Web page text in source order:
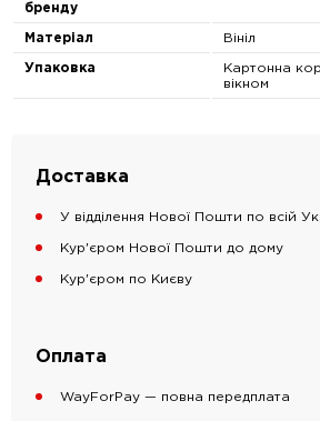
бренду
Матеріал Вініл
Упаковка
Картонна
вікном
Доставка
У відділення Нової Пошти по всій
Кур'єром Нової Пошти до дому
Кур'єром по Києву
Оплата
WayForPay — повна передплата